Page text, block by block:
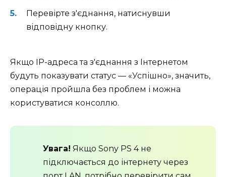
Перевірте з'єднання, натиснувши
відповідну кнопку.
Якщо IP-адреса та з'єднання з Інтернетом
будуть показувати статус — «Успішно», значить,
операція пройшла без проблем і можна
користуватися консоллю.
Увага! Якщо Sony PS 4 не
підключається до інтернету через